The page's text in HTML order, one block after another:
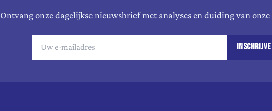
Ontvang onze dagelijkse nieuwsbrief met analyses en duiding van